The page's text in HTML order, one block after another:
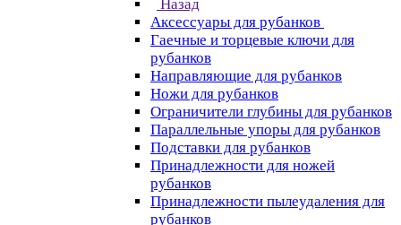
Назад
Аксессуары для рубанков
Гаечные и торцевые ключи для
рубанков
Направляющие для рубанков
Ножи для рубанков
Ограничители глубины для рубанков
Параллельные упоры для рубанков
Подставки для рубанков
Принадлежности для ножей
рубанков
Принадлежности пылеудаления для
рубанков